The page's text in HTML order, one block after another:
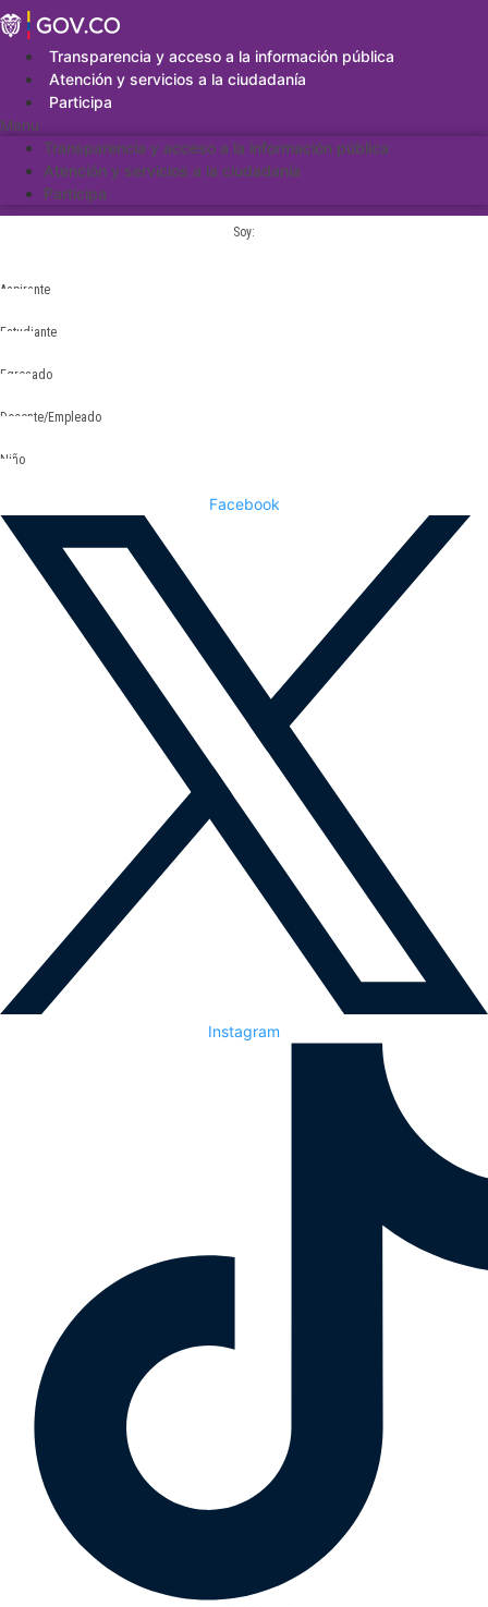
Saltar
al
contenidoTransparencia y acceso a la información pública
Atención y servicios a la ciudadanía
Participa
Menu
Transparencia y acceso a la información pública
Atención y servicios a la ciudadanía
Participa
Soy:
Aspirante
Estudiante
Egresado
Docente/Empleado
Niño
Facebook
Instagram